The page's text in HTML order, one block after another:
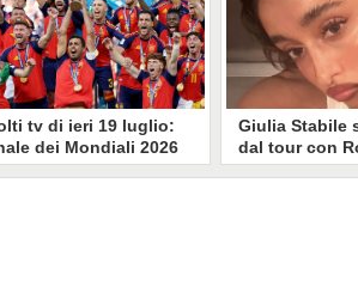
tv di ieri 19 luglio:
dei Mondiali 2026
Argentina
Giulia Stabile
dal tour con
sono stata